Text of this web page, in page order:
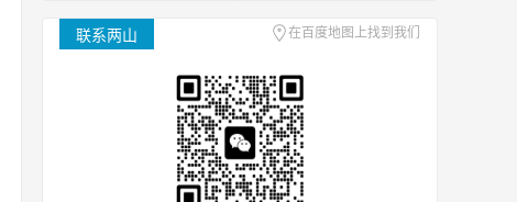
APP、API开发、H5单页等
移动终端软件开发产品定
发技术支援，可接如上相关
类数据、开发、运维、托管
联系两山 在百度地图上找到我们